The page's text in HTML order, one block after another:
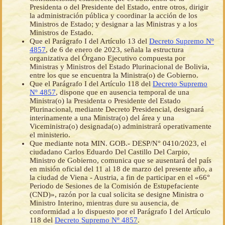
Presidenta o del Presidente del Estado, entre otros, dirigir
la administración pública y coordinar la acción de los
Ministros de Estado; y designar a las Ministras y a los
Ministros de Estado.
Que el Parágrafo I del Artículo 13 del Decreto Supremo Nº
4857, de 6 de enero de 2023, señala la estructura
organizativa del Órgano Ejecutivo compuesta por
Ministras y Ministros del Estado Plurinacional de Bolivia,
entre los que se encuentra la Ministra(o) de Gobierno.
Que el Parágrafo I del Artículo 118 del Decreto Supremo
Nº 4857, dispone que en ausencia temporal de una
Ministra(o) la Presidenta o Presidente del Estado
Plurinacional, mediante Decreto Presidencial, designará
interinamente a una Ministra(o) del área y una
Viceministra(o) designada(o) administrará operativamente
el ministerio.
Que mediante nota MIN. GOB.- DESP/N° 0410/2023, el
ciudadano Carlos Eduardo Del Castillo Del Carpio,
Ministro de Gobierno, comunica que se ausentará del país
en misión oficial del 11 al 18 de marzo del presente año, a
la ciudad de Viena - Austria, a fin de participar en el «66°
Periodo de Sesiones de la Comisión de Estupefaciente
(CND)», razón por la cual solicita se designe Ministra o
Ministro Interino, mientras dure su ausencia, de
conformidad a lo dispuesto por el Parágrafo I del Artículo
118 del Decreto Supremo Nº 4857.